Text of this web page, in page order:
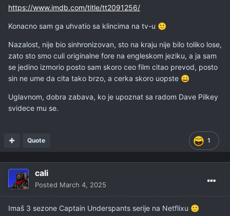
https://www.imdb.com/title/tt2091256/
Konacno sam ga uhvatio sa klincima na tv-u 🙂
Nazalost, nije bio sinhronizovan, sto na kraju nije bilo toliko lose,
zato sto smo culi originalne fore na engleskom jeziku, a ja sam
se jedino izmorio posto sam skoro ceo film citao prevod, posto
sin ne ume da cita tako brzo, a cerka skoro uopste 😄
Uglavnom, dobra zabava, ko je upoznat sa radom Dave Pilkey
svidece mu se.
1
Quote
cali
Posted March 4, 2025
Imaš 3 sezone Captain Underspants serije na Netflixu 🙂